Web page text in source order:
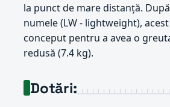
la punct de mare distanță.
numele (LW - lightweight),
conceput pentru a avea o
redusă (7.4 kg).
Dotări: